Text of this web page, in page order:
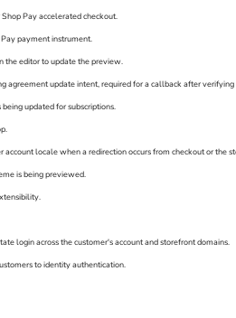
Pay accelerated checkout.
payment instrument.
the editor to update the preview.
agreement update intent, required for a callback after
updated for subscriptions.
account locale when a redirection occurs from checkout or the
is being previewed.
login across the customer's account and storefront domains.
to identity authentication.